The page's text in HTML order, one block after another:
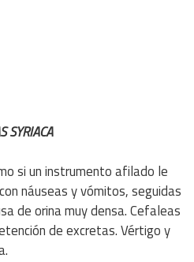
SYRIACA
si un instrumento afilado le
náuseas y vómitos, seguidas
de orina muy densa. Cefaleas
de excretas. Vértigo y